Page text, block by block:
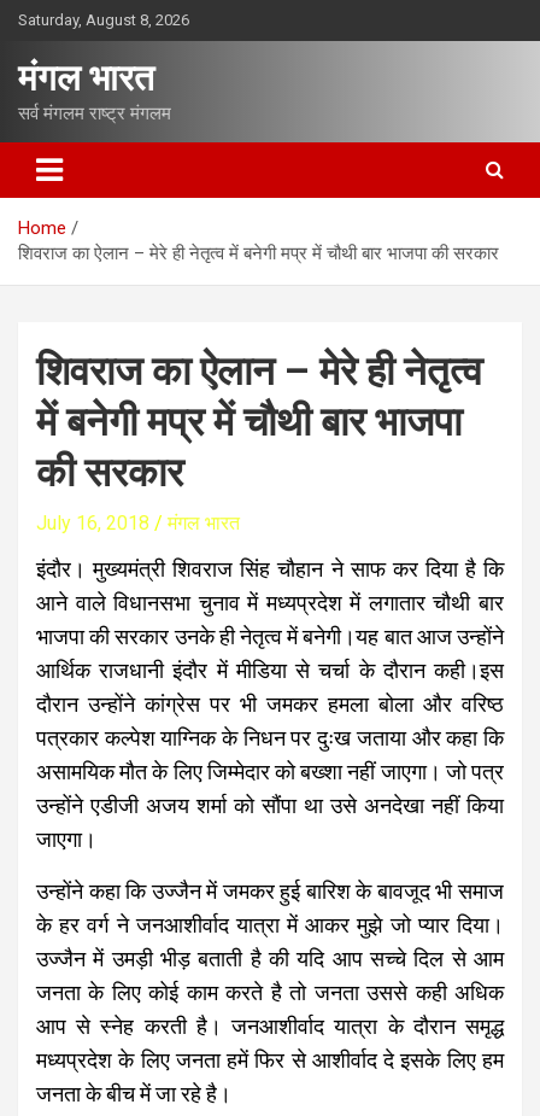
o
n
Saturday, August 8, 2026
मंगल भारत
सर्व मंगलम राष्ट्र मंगलम
Home
शिवराज का ऐलान – मेरे ही नेतृत्व में बनेगी मप्र में चौथी बार भाजपा की सरकार
शिवराज का ऐलान – मेरे ही नेतृत्व
में बनेगी मप्र में चौथी बार भाजपा
की सरकार
July 16, 2018 मंगल भारत
इंदौर। मुख्यमंत्री शिवराज सिंह चौहान ने साफ कर दिया है कि
आने वाले विधानसभा चुनाव में मध्यप्रदेश में लगातार चौथी बार
भाजपा की सरकार उनके ही नेतृत्व में बनेगी।यह बात आज उन्होंने
आर्थिक राजधानी इंदौर में मीडिया से चर्चा के दौरान कही।इस
दौरान उन्होंने कांग्रेस पर भी जमकर हमला बोला और वरिष्ठ
पत्रकार कल्पेश याग्निक के निधन पर दुःख जताया और कहा कि
असामयिक मौत के लिए जिम्मेदार को बख्शा नहीं जाएगा। जो पत्र
उन्होंने एडीजी अजय शर्मा को सौंपा था उसे अनदेखा नहीं किया
जाएगा।
उन्होंने कहा कि उज्जैन में जमकर हुई बारिश के बावजूद भी समाज
के हर वर्ग ने जनआशीर्वाद यात्रा में आकर मुझे जो प्यार दिया।
उज्जैन में उमड़ी भीड़ बताती है की यदि आप सच्चे दिल से आम
जनता के लिए कोई काम करते है तो जनता उससे कही अधिक
आप से स्नेह करती है। जनआशीर्वाद यात्रा के दौरान समृद्ध
मध्यप्रदेश के लिए जनता हमें फिर से आशीर्वाद दे इसके लिए हम
जनता के बीच में जा रहे है।